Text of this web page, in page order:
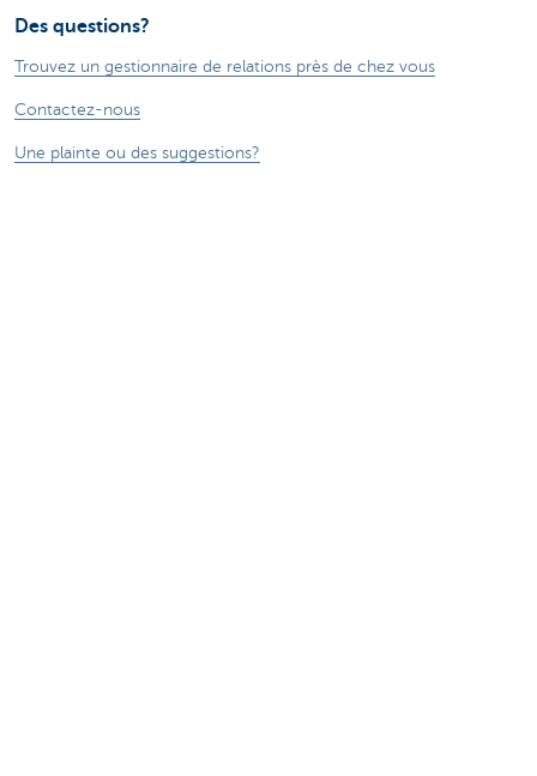
Des questions?
Trouvez un gestionnaire de relations près de chez vous
Contactez-nous
Une plainte ou des suggestions?